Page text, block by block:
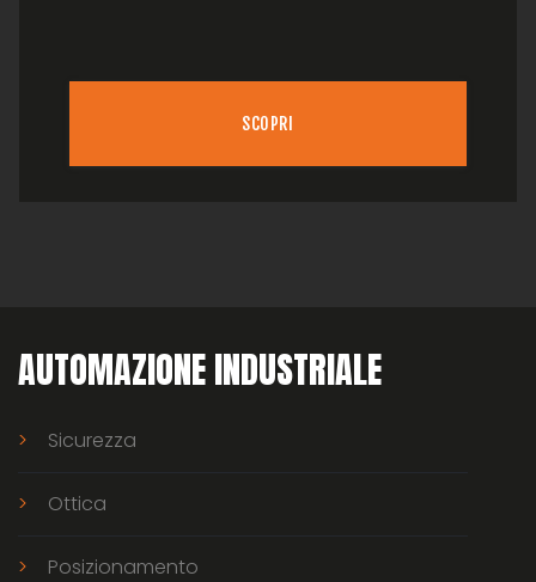
SCOPRI
AUTOMAZIONE INDUSTRIALE
Sicurezza
Ottica
Posizionamento